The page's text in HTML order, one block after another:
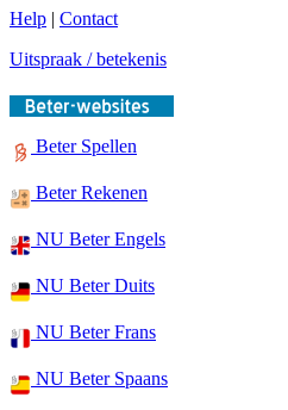
Help | Contact
Uitspraak / betekenis
Beter Spellen
Beter Rekenen
NU Beter Engels
NU Beter Duits
NU Beter Frans
NU Beter Spaans